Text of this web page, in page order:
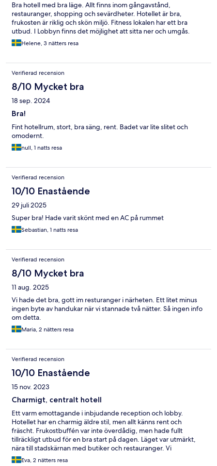
Bra hotell med bra läge. Allt finns inom gångavstånd,
restauranger, shopping och sevärdheter. Hotellet är bra,
frukosten är riklig och skön miljö. Fitness lokalen har ett bra
utbud. I Lobbyn finns det möjlighet att sitta ner och umgås.
Helene, 3 nätters resa
Verifierad recension
8/10 Mycket bra
18 sep. 2024
Bra!
Fint hotellrum, stort, bra säng, rent. Badet var lite slitet och
omodernt.
null, 1 natts resa
Verifierad recension
10/10 Enastående
29 juli 2025
Super bra! Hade varit skönt med en AC på rummet
Sebastian, 1 natts resa
Verifierad recension
8/10 Mycket bra
11 aug. 2025
Vi hade det bra, gott im resturanger i närheten. Ett litet minus
ingen byte av handukar när vi stannade två nätter. Så ingen info
om detta.
Maria, 2 nätters resa
Verifierad recension
10/10 Enastående
15 nov. 2023
Charmigt, centralt hotell
Ett varm emottagande i inbjudande reception och lobby.
Hotellet har en charmig äldre stil, men allt känns rent och
fräscht. Frukostbuffén var inte överdådig, men hade fullt
tillräckligt utbud för en bra start på dagen. Läget var utmärkt,
nära till stadskärnan med butiker och restauranger. Vi
rekommendera gärna detta hotell.
Eva, 2 nätters resa